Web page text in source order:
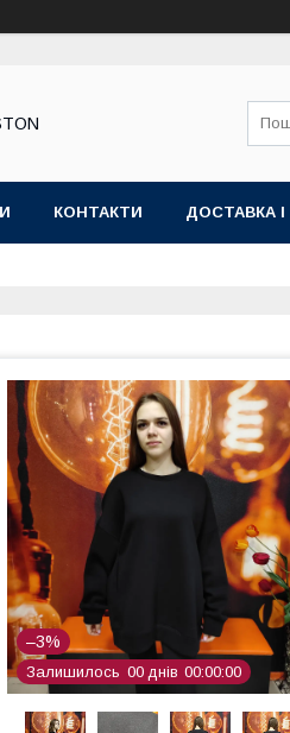
КОНТАКТИ ДОСТАВКА
–3%
Залишилось 00 днів 00 00 00